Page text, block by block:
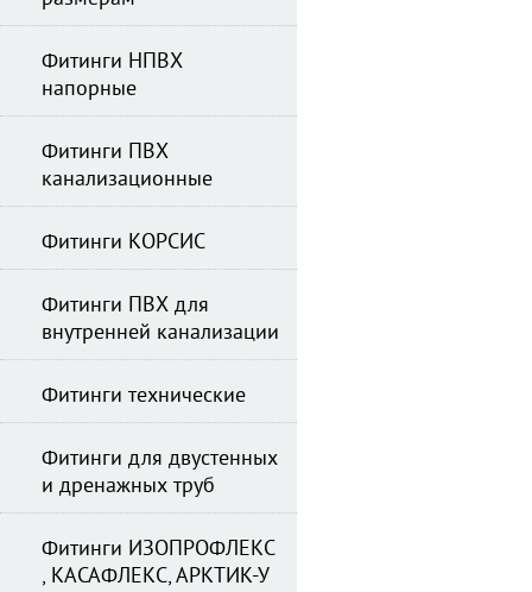
Фитинги НПВХ
напорные
Фитинги ПВХ
канализационные
Фитинги КОРСИС
Фитинги ПВХ для
внутренней канализации
Фитинги технические
Фитинги для двустенных
и дренажных труб
Фитинги ИЗОПРОФЛЕКС
, КАСАФЛЕКС, АРКТИК-У